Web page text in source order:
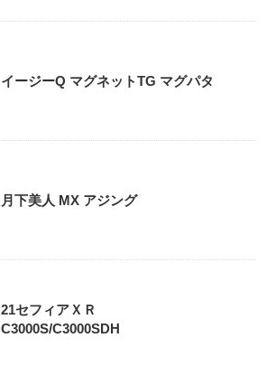
イージーQ マグネットTG マグパタ
月下美人 MX アジング
21セフィアＸＲ
C3000S/C3000SDH